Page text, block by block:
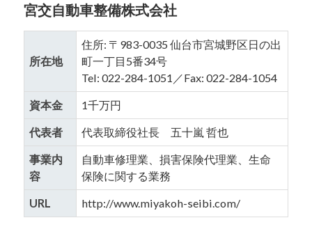
宮交自動車整備株式会社
所在地
住所: 〒983-0035 仙台市宮城野区日の出
町一丁目5番34号
Tel: 022-284-1051／Fax: 022-284-1054
資本金 1千万円
代表者 代表取締役社長 五十嵐 哲也
事業内
容
自動車修理業、損害保険代理業、生命
保険に関する業務
URL http://www.miyakoh-seibi.com/